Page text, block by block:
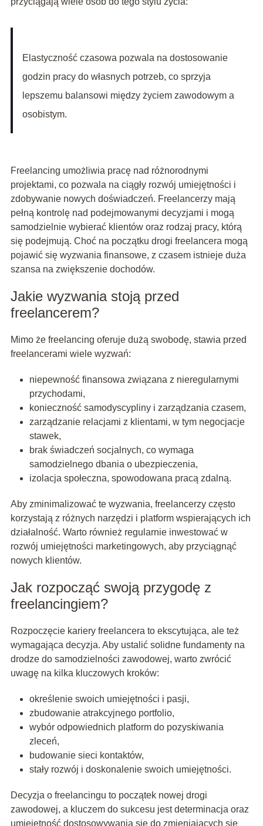
Elastyczność czasowa pozwala na dostosowanie
godzin pracy do własnych potrzeb, co sprzyja
lepszemu balansowi między życiem zawodowym a
osobistym.
Freelancing umożliwia pracę nad różnorodnymi
projektami, co pozwala na ciągły rozwój umiejętności i
zdobywanie nowych doświadczeń. Freelancerzy mają
pełną kontrolę nad podejmowanymi decyzjami i mogą
samodzielnie wybierać klientów oraz rodzaj pracy, którą
się podejmują. Choć na początku drogi freelancera mogą
pojawić się wyzwania finansowe, z czasem istnieje duża
szansa na zwiększenie dochodów.
Jakie wyzwania stoją przed
freelancerem?
Mimo że freelancing oferuje dużą swobodę, stawia przed
freelancerami wiele wyzwań:
niepewność finansowa związana z nieregularnymi
przychodami,
konieczność samodyscypliny i zarządzania czasem,
zarządzanie relacjami z klientami, w tym negocjacje
stawek,
brak świadczeń socjalnych, co wymaga
samodzielnego dbania o ubezpieczenia,
izolacja społeczna, spowodowana pracą zdalną.
Aby zminimalizować te wyzwania, freelancerzy często
korzystają z różnych narzędzi i platform wspierających ich
działalność. Warto również regularnie inwestować w
rozwój umiejętności marketingowych, aby przyciągnąć
nowych klientów.
Jak rozpocząć swoją przygodę z
freelancingiem?
Rozpoczęcie kariery freelancera to ekscytująca, ale też
wymagająca decyzja. Aby ustalić solidne fundamenty na
drodze do samodzielności zawodowej, warto zwrócić
uwagę na kilka kluczowych kroków:
określenie swoich umiejętności i pasji,
zbudowanie atrakcyjnego portfolio,
wybór odpowiednich platform do pozyskiwania
zleceń,
budowanie sieci kontaktów,
stały rozwój i doskonalenie swoich umiejętności.
Decyzja o freelancingu to początek nowej drogi
zawodowej, a kluczem do sukcesu jest determinacja oraz
umiejętność dostosowywania się do zmieniających się